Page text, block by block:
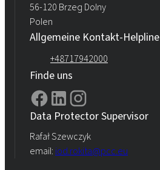
56-120 Brzeg Dolny
Polen
Allgemeine Kontakt-Helpline
+48717942000
Finde uns
Data Protector Supervisor
Rafał Szewczyk
email: iod.rokita@pcc.eu